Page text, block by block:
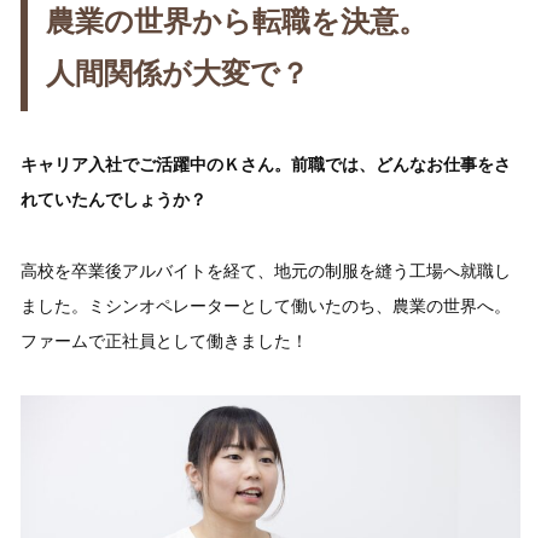
農業の世界から転職を決意。
人間関係が大変で？
キャリア入社でご活躍中のＫさん。前職では、どんなお仕事をさ
れていたんでしょうか？
高校を卒業後アルバイトを経て、地元の制服を縫う工場へ就職し
ました。ミシンオペレーターとして働いたのち、農業の世界へ。
ファームで正社員として働きました！